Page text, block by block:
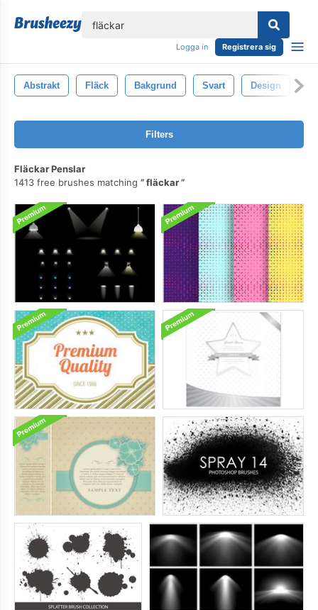
Logga in Registrera sig
Abstrakt Fläck Bakgrund Svart Design
Filters
Fläckar Penslar
1413 free brushes matching
fläckar